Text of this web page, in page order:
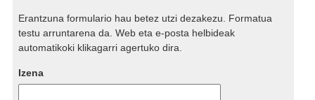
Erantzuna formulario hau betez utzi dezakezu. Formatua
testu arruntarena da. Web eta e-posta helbideak
automatikoki klikagarri agertuko dira.
Izena